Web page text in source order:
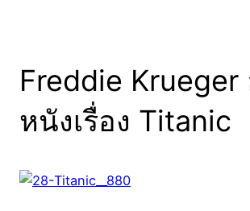
Freddie Krueger
หนังเรื่อง Titanic